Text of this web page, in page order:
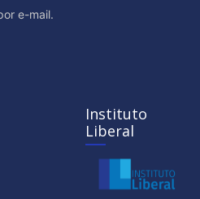
e-mail.
Instituto
Liberal